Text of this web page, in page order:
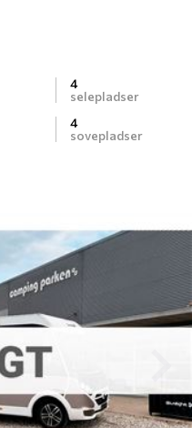
4
selepladser
4
sovepladser